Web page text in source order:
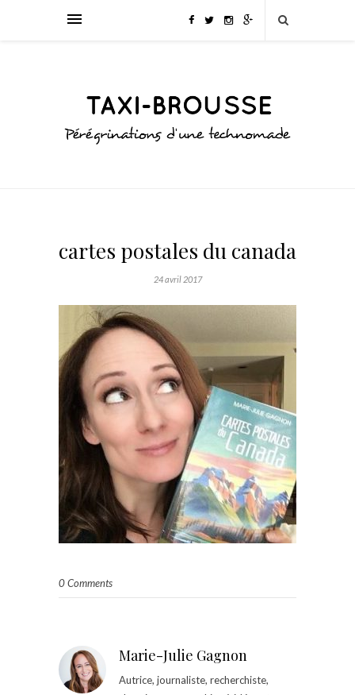
cartes postales du canada
24 avril 2017
0 Comments
Marie-Julie Gagnon
Autrice, journaliste, recherchiste,